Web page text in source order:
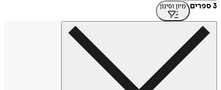
במוסד, ונשא הרצאת סיום על "ערכה של הפסיכולוגיה העכשווית".
עם סיום לימודיו החל ברגסון ללמד בבית ספר תיכון
Philosophique את מאמרו האקדמי הראשון במדעי הרוח: "על
הסימולציה הבלתי מודעת במצבים היפנוטיים" (כעשר שנים קודם
בפסיכולוגיה בכלל ובזיכרונות בלתי מודעים בפרט הוביל למינויו
קצר ב־École Normal, קיבל ברגסון משרת מרצה לפילוסופיה
יוונית ב־Collège de France, וכעבור כמה שנים עבר לכהן שם
3 ספרים מיון וסינון